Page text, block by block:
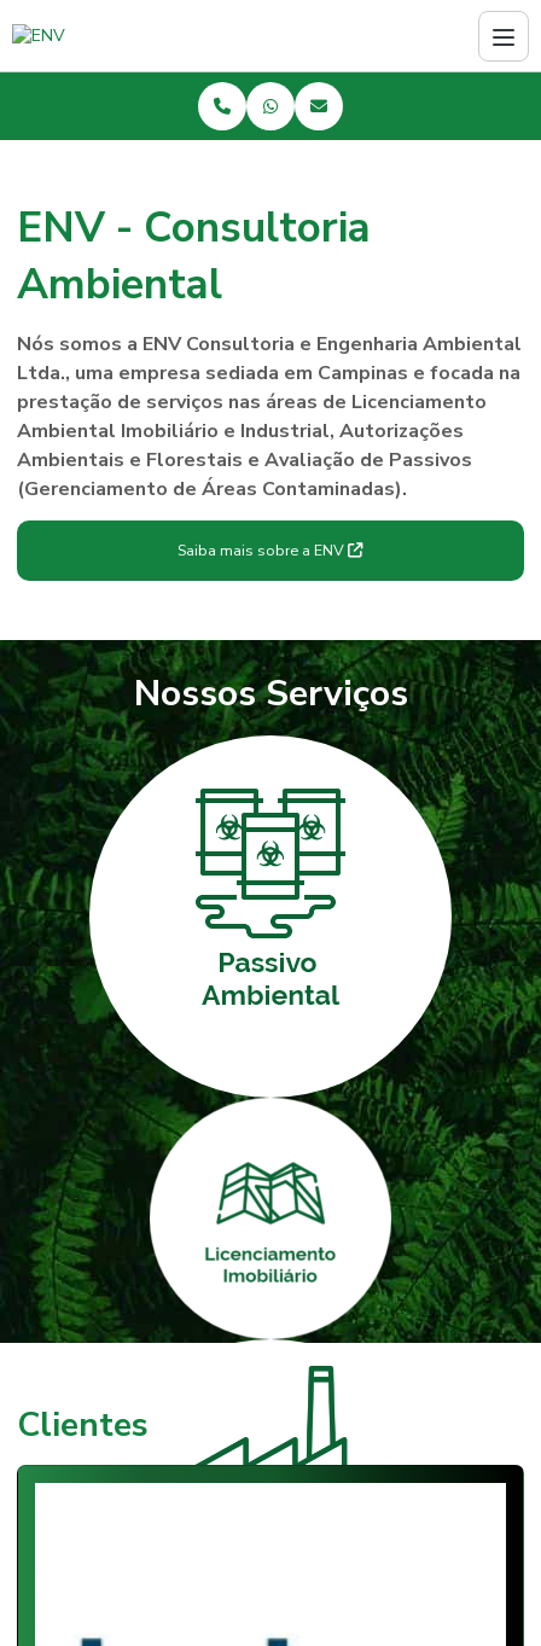
ENV - Consultoria
Ambiental
Nós somos a ENV Consultoria e Engenharia Ambiental
Ltda., uma empresa sediada em Campinas e focada na
prestação de serviços nas áreas de Licenciamento
Ambiental Imobiliário e Industrial, Autorizações
Ambientais e Florestais e Avaliação de Passivos
(Gerenciamento de Áreas Contaminadas).
Saiba mais sobre a ENV
Nossos Serviços
Clientes